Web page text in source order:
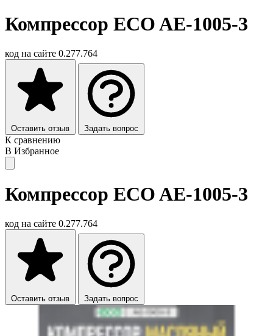
Компрессор ECO AE-1005-3
код на сайте 0.277.764
Оставить отзыв Задать вопрос
К сравнению
В Избранное
Компрессор ECO AE-1005-3
код на сайте 0.277.764
Оставить отзыв Задать вопрос